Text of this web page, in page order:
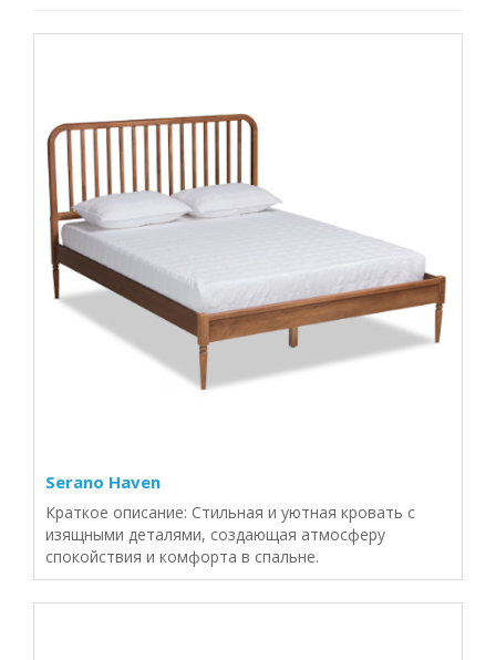
Serano Haven
Краткое описание: Стильная и уютная кровать с
изящными деталями, создающая атмосферу
спокойствия и комфорта в спальне.